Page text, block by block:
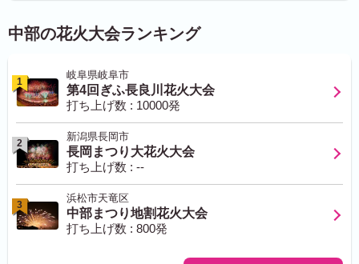
中部の花火大会ランキング
1
岐阜県岐阜市
第4回ぎふ長良川花火大会
打ち上げ数 : 10000発
2
新潟県長岡市
長岡まつり大花火大会
打ち上げ数 : --
3
浜松市天竜区
中部まつり地割花火大会
打ち上げ数 : 800発